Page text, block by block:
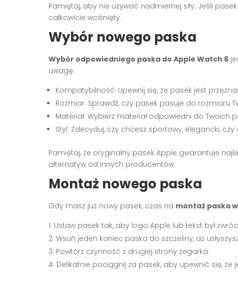
Pamiętaj, aby nie używać nadmiernej siły. Jeśli
całkowicie wciśnięty.
Wybór nowego paska
Wybór odpowiedniego paska do Apple Watch 6
uwagę:
Kompatybilność: Upewnij się, że pasek jest
Rozmiar: Sprawdź, czy pasek pasuje do rozmiaru
Materiał: Wybierz materiał odpowiedni do Twoich
Styl: Zdecyduj, czy chcesz sportowy, elegancki,
Pamiętaj, że oryginalny pasek Apple gwarantuje
alternatyw od innych producentów.
Montaż nowego paska
Gdy masz już nowy pasek, czas na montaż paska
Ustaw pasek tak, aby logo Apple lub tekst był
Wsuń jeden koniec paska do szczeliny, aż
Powtórz czynność z drugiej strony zegarka.
Delikatnie pociągnij za pasek, aby upewnić się,